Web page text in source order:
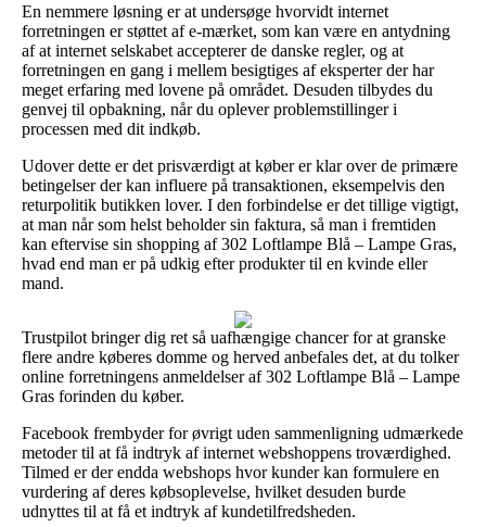
En nemmere løsning er at undersøge hvorvidt internet
forretningen er støttet af e-mærket, som kan være en antydning
af at internet selskabet accepterer de danske regler, og at
forretningen en gang i mellem besigtiges af eksperter der har
meget erfaring med lovene på området. Desuden tilbydes du
genvej til opbakning, når du oplever problemstillinger i
processen med dit indkøb.
Udover dette er det prisværdigt at køber er klar over de primære
betingelser der kan influere på transaktionen, eksempelvis den
returpolitik butikken lover. I den forbindelse er det tillige vigtigt,
at man når som helst beholder sin faktura, så man i fremtiden
kan eftervise sin shopping af 302 Loftlampe Blå – Lampe Gras,
hvad end man er på udkig efter produkter til en kvinde eller
mand.
Trustpilot bringer dig ret så uafhængige chancer for at granske
flere andre køberes domme og herved anbefales det, at du tolker
online forretningens anmeldelser af 302 Loftlampe Blå – Lampe
Gras forinden du køber.
Facebook frembyder for øvrigt uden sammenligning udmærkede
metoder til at få indtryk af internet webshoppens troværdighed.
Tilmed er der endda webshops hvor kunder kan formulere en
vurdering af deres købsoplevelse, hvilket desuden burde
udnyttes til at få et indtryk af kundetilfredsheden.